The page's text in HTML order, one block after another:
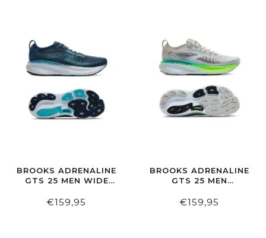
BROOKS ADRENALINE
GTS 25 MEN WIDE
€159,95
BROOKS ADRENALINE
GTS 25 MEN
GECKO/BLUE
€159,95